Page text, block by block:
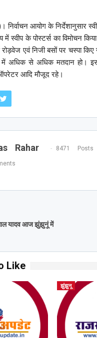
आयोग के निर्देशानुसार
में स्वीप के पोस्टर्स का विमोचन
रोड़वेज एवं निजी बसों पर चस्पा
में अधिक से अधिक मतदान हो। इस
आदि मौजूद रहे।
Rahar 8471 Posts
यादव आज झुंझुनूं में
Like
झुंझुनू